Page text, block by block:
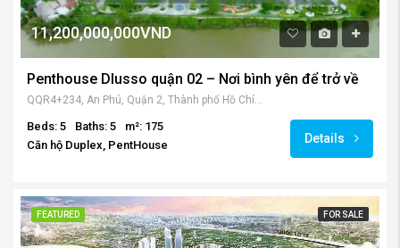
11,200,000,000VND
Penthouse Dlusso quận 02 – Nơi bình yên để trở về
QQR4+234, An Phú, Quận 2, Thành phố Hồ Chí Minh, Việt Nam
Beds: 5 Baths: 5
m²: 175
Căn hộ Duplex, PentHouse
Details
FEATURED FOR SALE